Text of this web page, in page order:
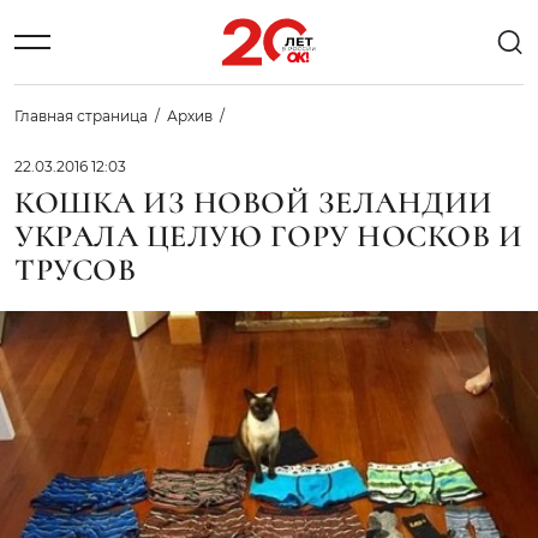
Главная страница Архив
22.03.2016 12:03
КОШКА ИЗ НОВОЙ ЗЕЛАНДИИ
УКРАЛА ЦЕЛУЮ ГОРУ НОСКОВ И
ТРУСОВ